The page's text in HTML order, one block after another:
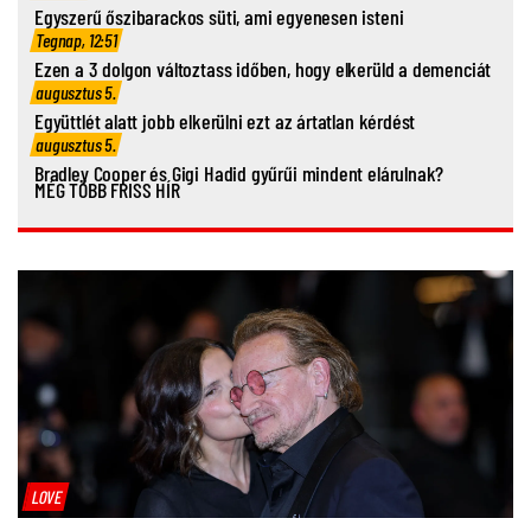
Egyszerű őszibarackos süti, ami egyenesen isteni
Tegnap, 12:51
Ezen a 3 dolgon változtass időben, hogy elkerüld a demenciát
augusztus 5.
Együttlét alatt jobb elkerülni ezt az ártatlan kérdést
augusztus 5.
Bradley Cooper és Gigi Hadid gyűrűi mindent elárulnak?
MÉG TÖBB FRISS HÍR
LOVE